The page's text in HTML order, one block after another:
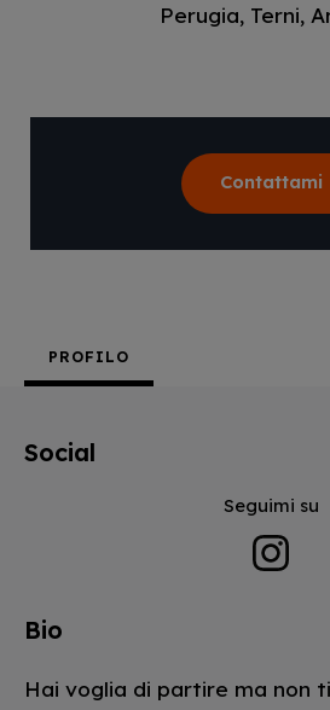
Perugia, Terni,
Contattami
PROFILO
Social
Seguimi su
Bio
Hai voglia di partire ma non